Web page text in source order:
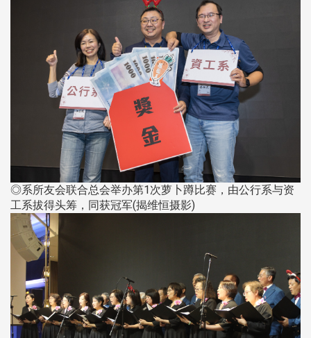
◎系所友会联合总会举办第1次萝卜蹲比赛，由公行系与资
工系拔得头筹，同获冠军(揭维恒摄影)